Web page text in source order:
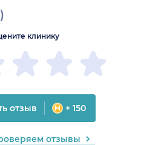
клинику
отзыв + 150
отзывы